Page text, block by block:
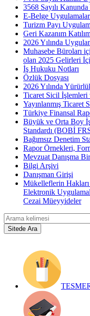
3568 Sayılı
E-Belge
Turizm Payı
Geri Kazanım
2026 Yılında
Muhasebe Büroları
olan 2025 Gelirleri
İş Hukuku Notları
Özlük Dosyası
2026 Yılında
Ticaret Sicil İşlemleri
Yayınlanmış Ticaret
Türkiye Finansal
Büyük ve Orta Boy
Standardı (BOBİ
Bağımsız Denetim
Rapor Örnekleri,
Mevzuat Danışma
Bilgi Arşivi
Danışman Girişi
Mükelleflerin
Elektronik
Cezai Müeyyideler